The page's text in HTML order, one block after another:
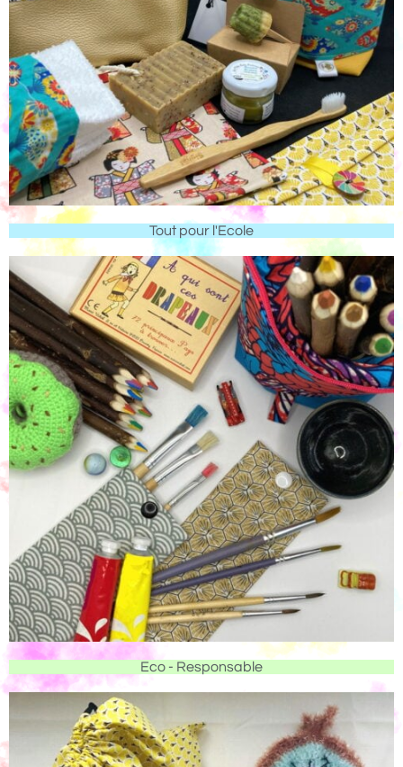
Tout pour l'Ecole
Eco - Responsable